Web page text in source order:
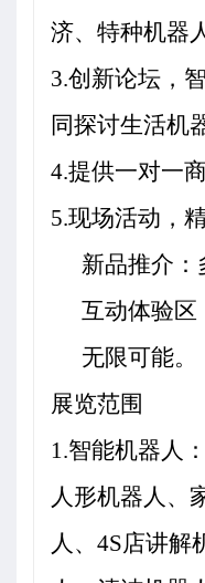
济、特种机器
3.创新论坛，
同探讨生活机
4.提供一对一
5.现场活动，
新品推介：
互动体验区
无限可能。
展览范围
1.智能机器人：
人形机器人、
人、4S店讲解